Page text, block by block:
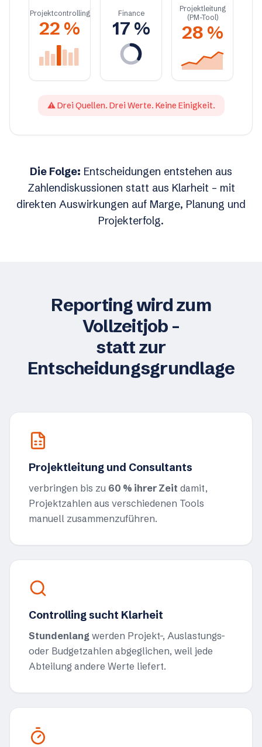
Projektcontrolling
22 %
Finance
17 %
Projektleitung
(PM-Tool)
28 %
⚠ Drei Quellen. Drei Werte. Keine Einigkeit.
Die Folge: Entscheidungen entstehen aus
Zahlendiskussionen statt aus Klarheit – mit
direkten Auswirkungen auf Marge, Planung und
Projekterfolg.
Reporting wird zum
Vollzeitjob –
statt zur
Entscheidungsgrundlage
Projektleitung und Consultants
verbringen bis zu 60 % ihrer Zeit damit,
Projektzahlen aus verschiedenen Tools
manuell zusammenzuführen.
Controlling sucht Klarheit
Stundenlang werden Projekt-, Auslastungs-
oder Budgetzahlen abgeglichen, weil jede
Abteilung andere Werte liefert.